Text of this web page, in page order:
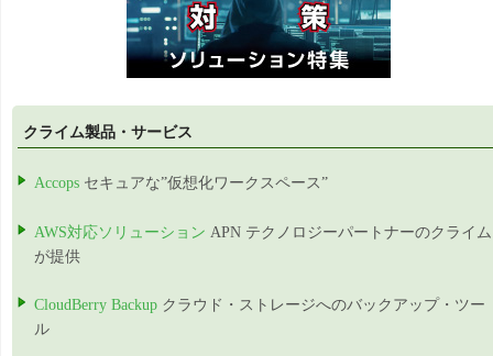
クライム製品・サービス
Accops セキュアな”仮想化ワークスペース”
AWS対応ソリューション APN テクノロジーパートナーのクライム
が提供
CloudBerry Backup クラウド・ストレージへのバックアップ・ツー
ル